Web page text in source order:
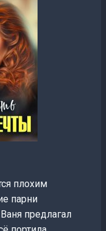
плохим
парни
предлагал